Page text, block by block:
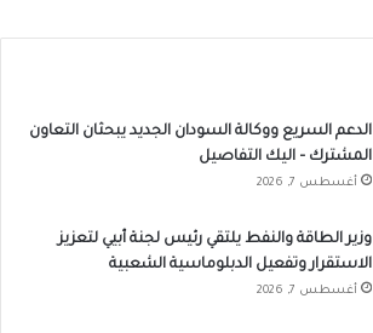
الدعم السريع ووكالة السودان الجديد يبحثان التعاون
المشترك – اليك التفاصيل
أغسطس 7, 2026
وزير الطاقة والنفط يلتقي رئيس لجنة أبيي لتعزيز
الاستقرار وتفعيل الدبلوماسية الشعبية
أغسطس 7, 2026